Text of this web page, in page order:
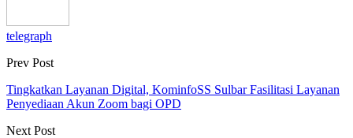
telegraph
Prev Post
Tingkatkan Layanan Digital, KominfoSS Sulbar Fasilitasi Layanan
Penyediaan Akun Zoom bagi OPD
Next Post